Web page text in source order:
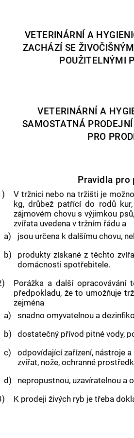
VETERINÁRNÍ A
ZACHÁZÍ SE
POUŽITELNÝMI
VETERINÁRNÍ A
SAMOSTATNÁ
PRO
Pravidla
V tržnici nebo na tržišti je
kg, drůbež patřící do rodů
zájmovém chovu s výjimkou
zvířata uvedena v tržním řádu a
a)
jsou určena k dalšímu chovu,
b)
produkty získané z těchto
domácnosti spotřebitele.
Porážka a další opracovávání
předpokladu, že to umožňuje
zejména
a)
snadno omyvatelnou a
b)
dostatečný přívod pitné vody,
c)
odpovídající zařízení, nástroje
zvířat, nože, ochranné
d)
nepropustnou, uzavíratelnou a
K prodeji živých ryb je třeba